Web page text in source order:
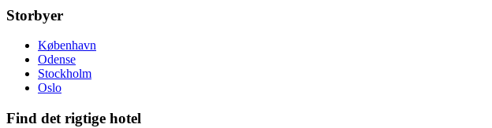
Storbyer
København
Odense
Stockholm
Oslo
Find det rigtige hotel